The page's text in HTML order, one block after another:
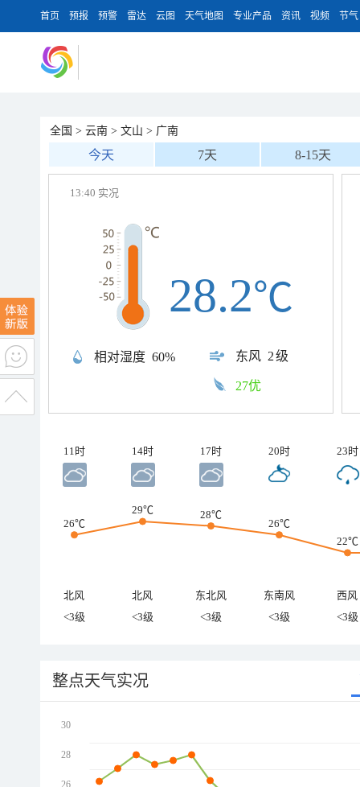
首页 预报 预警 雷达 云图 天气地图 专业产品 资讯 视频 节气
全国 > 云南 > 文山 > 广南
今天 7天 8-15天
13:40 实况
相对湿度 60% 东风 2级
28.2℃
27优
11时 14时 17时 20时 23时
26℃
29℃ 28℃
26℃
22℃
北风 北风 东北风 东南风
西风
<3级
<3级 <3级 <3级 <3级
整点天气实况
30
28
26